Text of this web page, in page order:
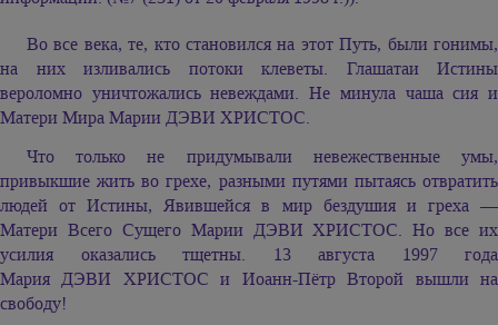
Во все века, те, кто становился на этот Путь, были гонимы,
на них изливались потоки клеветы. Глашатаи Истины
вероломно уничтожались невеждами. Не минула чаша сия и
Матери МираМарии ДЭВИ ХРИСТОС.
Что только не придумывали невежественные умы,
привыкшие жить во грехе, разными путями пытаясь отвратить
людей от Истины, Явившейся в мир бездушия и греха —
Матери Всего Сущего Марии ДЭВИ ХРИСТОС. Но все их
усилия оказались тщетны. 13 августа 1997 года
Мария ДЭВИ ХРИСТОС и Иоанн-Пётр Второй вышли на
свободу!